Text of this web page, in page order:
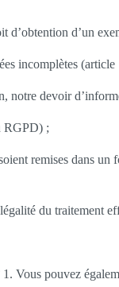
d’obtention d’un
incomplètes
devoir
RGPD) ;
remises dans
du traitement
Vous pouvez